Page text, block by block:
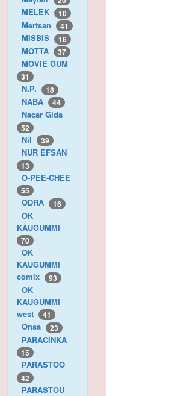
MELEK 10
Mertsan 41
MISBIS 16
MOTTA 37
MOVIE GUM
31
N.P. 18
NABA 44
Nacar Gida
52
Nil 39
NUR EFSAN
13
O-PEE-CHEE
55
ODRA 16
OK
KAUGUMMI
70
OK
KAUGUMMI
comix
93
OK
KAUGUMMI
west
41
Onsa 23
PARACINKA
15
PARASTOO
42
PARASTOU